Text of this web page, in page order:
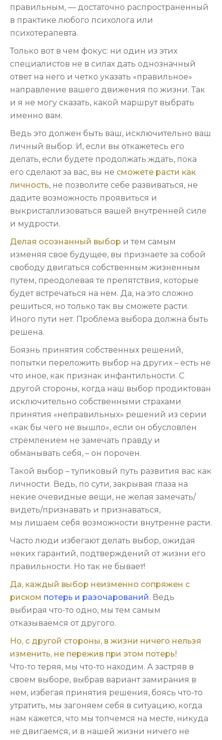
правильным, — достаточно распространенный
в практике любого психолога или
психотерапевта.
Только вот в чем фокус: ни один из этих
специалистов не в силах дать однозначный
ответ на него и четко указать «правильное»
направление вашего движения по жизни. Так
и я не могу сказать, какой маршрут выбрать
именно вам.
Ведь это должен быть ваш, исключительно ваш
личный выбор. И, если вы откажетесь его
делать, если будете продолжать ждать, пока
его сделают за вас, вы не сможете расти как
личность, не позволите себе развиваться, не
дадите возможность проявиться и
выкристаллизоваться вашей внутренней силе
и мудрости.
Делая осознанный выбор и тем самым
изменяя свое будущее, вы признаете за собой
свободу двигаться собственным жизненным
путем, преодолевая те препятствия, которые
будет встречаться на нем. Да, на это сложно
решиться, но только так вы сможете расти.
Иного пути нет. Проблема выбора должна быть
решена.
Боязнь принятия собственных решений,
попытки переложить выбор на других – есть не
что иное, как признак инфантильности. С
другой стороны, когда наш выбор продиктован
исключительно собственными страхами
принятия «неправильных» решений из серии
«как бы чего не вышло», если он обусловлен
стремлением не замечать правду и
обманывать себя, – он порочен.
Такой выбор – тупиковый путь развития вас как
личности. Ведь, по сути, закрывая глаза на
некие очевидные вещи, не желая замечать/
видеть/признавать и признаваться,
мы лишаем себя возможности внутренне расти.
Часто люди избегают делать выбор, ожидая
неких гарантий, подтверждений от жизни его
правильности. Но так не бывает!
Да, каждый выбор неизменно сопряжен с
риском потерь и разочарований. Ведь
выбирая что-то одно, мы тем самым
отказываемся от другого.
Но, с другой стороны, в жизни ничего нельзя
изменить, не пережив при этом потерь!
Что-то теряя, мы что-то находим. А застряв в
своем выборе, выбрав вариант замирания в
нем, избегая принятия решения, боясь что-то
утратить, мы загоняем себя в ситуацию, когда
нам кажется, что мы топчемся на месте, никуда
не двигаемся, и в нашей жизни ничего не